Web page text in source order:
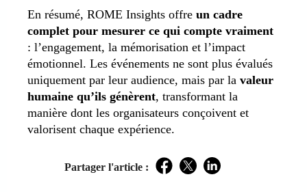
En résumé, ROME Insights offre un cadre
complet pour mesurer ce qui compte vraiment
: l’engagement, la mémorisation et l’impact
émotionnel. Les événements ne sont plus évalués
uniquement par leur audience, mais par la valeur
humaine qu’ils génèrent, transformant la
manière dont les organisateurs conçoivent et
valorisent chaque expérience.
Partager l'article : Facebook
TwitterLinkedIn